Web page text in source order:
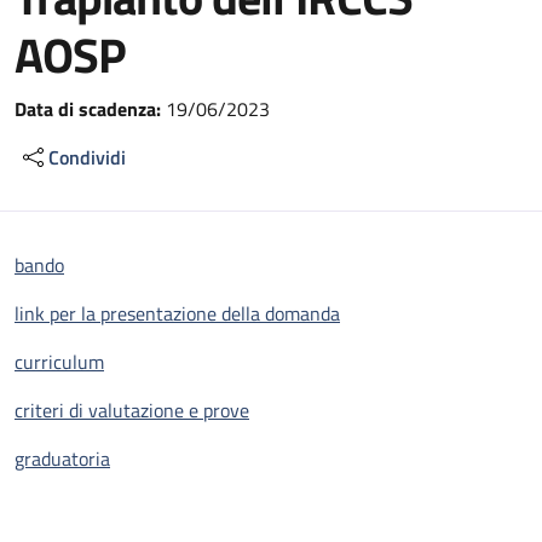
AOSP
Data di scadenza: 19/06/2023
Condividi
bando
link per la presentazione della domanda
curriculum
criteri di valutazione e prove
graduatoria